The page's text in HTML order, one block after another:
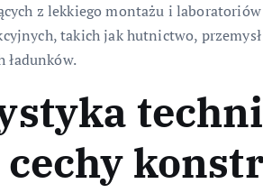
z lekkiego montażu i
takich jak hutnictwo,
ładunków.